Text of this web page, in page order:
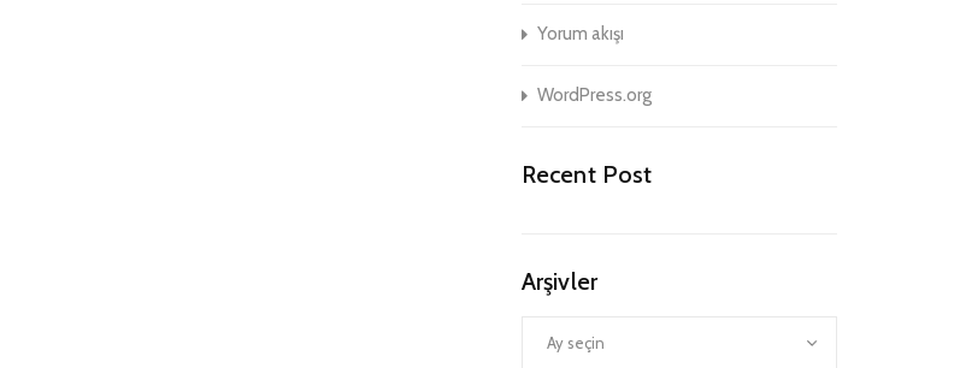
Yorum akışı
WordPress.org
Recent Post
Arşivler